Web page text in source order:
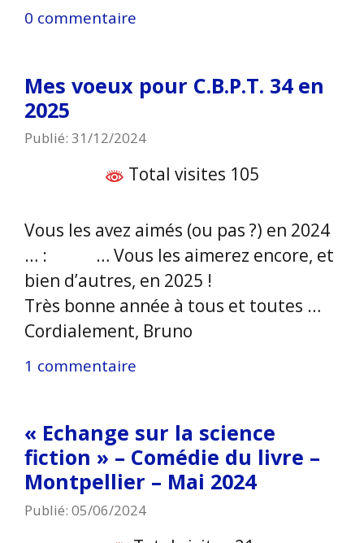
0 commentaire
Mes voeux pour C.B.P.T. 34 en
2025
Publié: 31/12/2024
Total visites 105
Vous les avez aimés (ou pas ?) en 2024
… : … Vous les aimerez encore, et
bien d’autres, en 2025 !
Très bonne année à tous et toutes …
Cordialement, Bruno
1 commentaire
« Echange sur la science
fiction » – Comédie du livre –
Montpellier – Mai 2024
Publié: 05/06/2024